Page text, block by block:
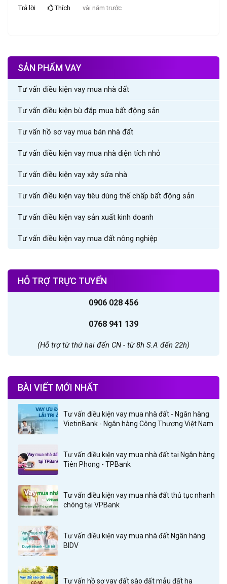
SẢN PHẨM VAY
Tư vấn điều kiện vay mua nhà đất
Tư vấn điều kiện bù đắp mua bất động sản
Tư vấn hồ sơ vay mua bán nhà đất
Tư vấn điều kiện vay mua nhà diện tích nhỏ
Tư vấn điều kiện vay xây sửa nhà
Tư vấn điều kiện vay tiêu dùng thế chấp bất động sản
Tư vấn điều kiện vay sản xuất kinh doanh
Tư vấn điều kiện vay mua đất nông nghiệp
HỖ TRỢ TRỰC TUYẾN
0906 028 456
0768 941 139
(Hỗ trợ từ thứ hai đến CN - từ 8h S.A đến 22h)
BÀI VIẾT MỚI NHẤT
Tư vấn điều kiện vay mua nhà đất - Ngân hàng
VietinBank - Ngân hàng Công Thương Việt Nam
Tư vấn điều kiện vay mua nhà đất tại Ngân hàng
Tiên Phong - TPBank
Tư vấn điều kiện vay mua nhà đất thủ tục nhanh
chóng tại VPBank
Tư vấn điều kiện vay mua nhà đất Ngân hàng
BIDV
Tư vấn hồ sơ vay đất sào đất mẫu đất ha
Trả lời Thích vài năm trước